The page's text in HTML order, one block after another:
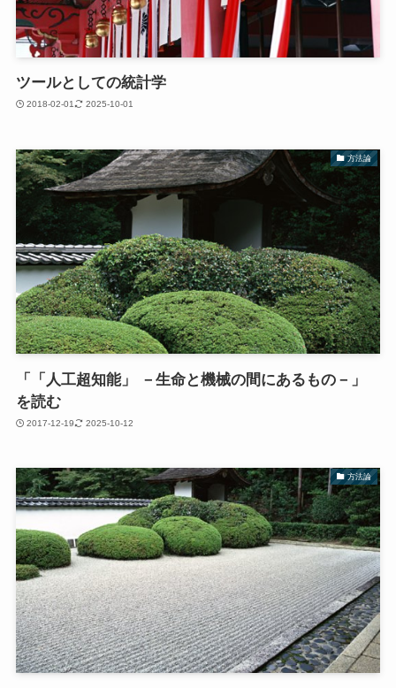
ツールとしての統計学
2018-02-01 2025-10-01
方法論
「「人工超知能」 －生命と機械の間にあるもの－」
を読む
2017-12-19 2025-10-12
方法論